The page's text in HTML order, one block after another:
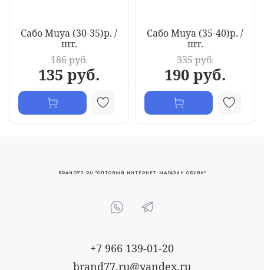
Сабо Muya (30-35)р. /
шт.
186 руб.
135 руб.
Сабо Muya (35-40)р. /
шт.
335 руб.
190 руб.
+7 966 139-01-20
brand77.ru@yandex.ru
BRAND77.RU "ОПТОВЫЙ ИНТЕРНЕТ-МАГАЗИН ОБУВИ"